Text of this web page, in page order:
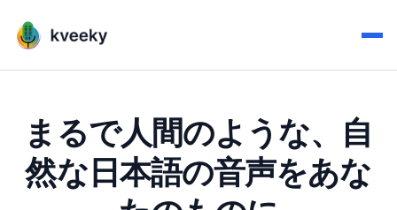
まるで人間のような、自
然な日本語の音声をあな